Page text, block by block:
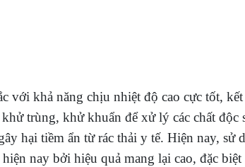
với khả năng chịu nhiệt độ cao cực tốt,
trùng, khử khuẩn để xử lý các chất độc
hại tiềm ẩn từ rác thải y tế. Hiện nay, sử
nay bởi hiệu quả mang lại cao, đặc biệt